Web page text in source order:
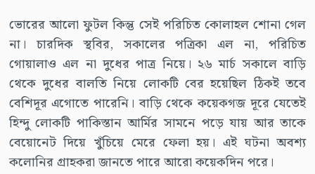
ভোরের আলো ফুটল কিন্তু সেই পরিচিত কোলাহল শোনা গেল
না। চারদিক স্থবির, সকালের পত্রিকা এল না, পরিচিত
গোয়ালাও এল না দুধের পাত্র নিয়ে। ২৬ মার্চ সকালে বাড়ি
থেকে দুধের বালতি নিয়ে লোকটি বের হয়েছিল ঠিকই তবে
বেশিদূর এগোতে পারেনি। বাড়ি থেকে কয়েকগজ দূরে যেতেই
হিন্দু লোকটি পাকিস্তান আর্মির সামনে পড়ে যায় আর তাকে
বেয়োনেট দিয়ে খুঁচিয়ে মেরে ফেলা হয়। এই ঘটনা অবশ্য
কলোনির গ্রাহকরা জানতে পারে আরো কয়েকদিন পরে।